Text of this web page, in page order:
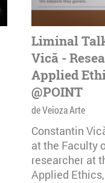
Liminal
Vică -
Applied
@POINT
de Veioza Arte
Constantin
at the Faculty
researcher at
Applied